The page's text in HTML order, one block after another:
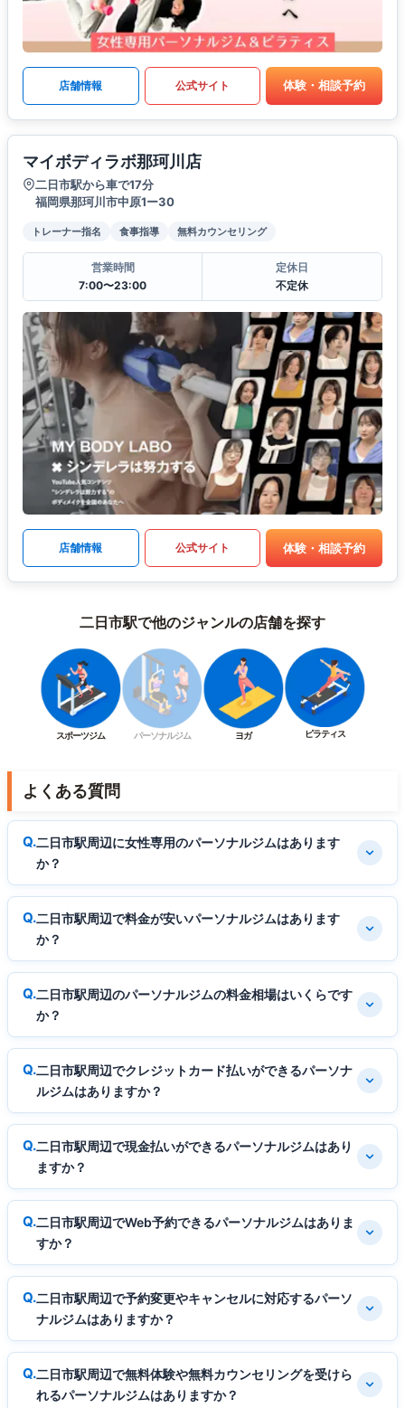
店舗情報 公式サイト 体験・相談予約
マイボディラボ那珂川店
二日市駅から車で17分
福岡県那珂川市中原1ー30
トレーナー指名 食事指導 無料カウンセリング
営業時間
7:00〜23:00
定休日
不定休
店舗情報 公式サイト 体験・相談予約
二日市駅で他のジャンルの店舗を探す
スポーツジム パーソナルジム ヨガ ピラティス
よくある質問
二日市駅周辺に女性専用のパーソナルジムはあります
か？
二日市駅周辺で料金が安いパーソナルジムはあります
か？
二日市駅周辺のパーソナルジムの料金相場はいくらです
か？
二日市駅周辺でクレジットカード払いができるパーソナ
ルジムはありますか？
二日市駅周辺で現金払いができるパーソナルジムはあり
ますか？
二日市駅周辺でWeb予約できるパーソナルジムはありま
すか？
二日市駅周辺で予約変更やキャンセルに対応するパーソ
ナルジムはありますか？
二日市駅周辺で無料体験や無料カウンセリングを受けら
れるパーソナルジムはありますか？